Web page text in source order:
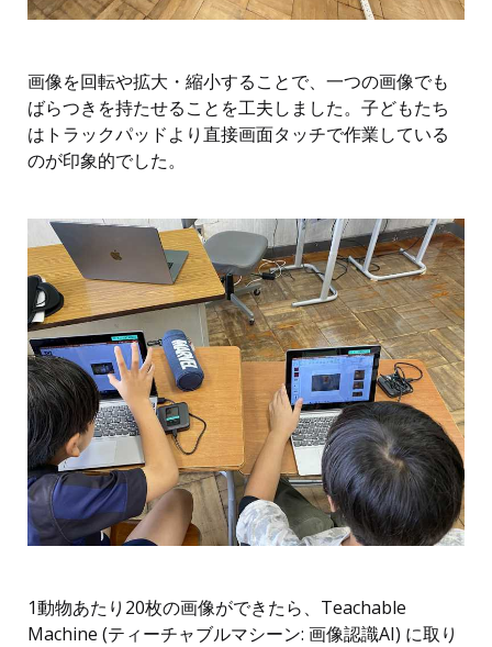
画像を回転や拡大・縮小することで、一つの画像でも
ばらつきを持たせることを工夫しました。子どもたち
はトラックパッドより直接画面タッチで作業している
のが印象的でした。
1動物あたり20枚の画像ができたら、Teachable
Machine (ティーチャブルマシーン: 画像認識AI) に取り